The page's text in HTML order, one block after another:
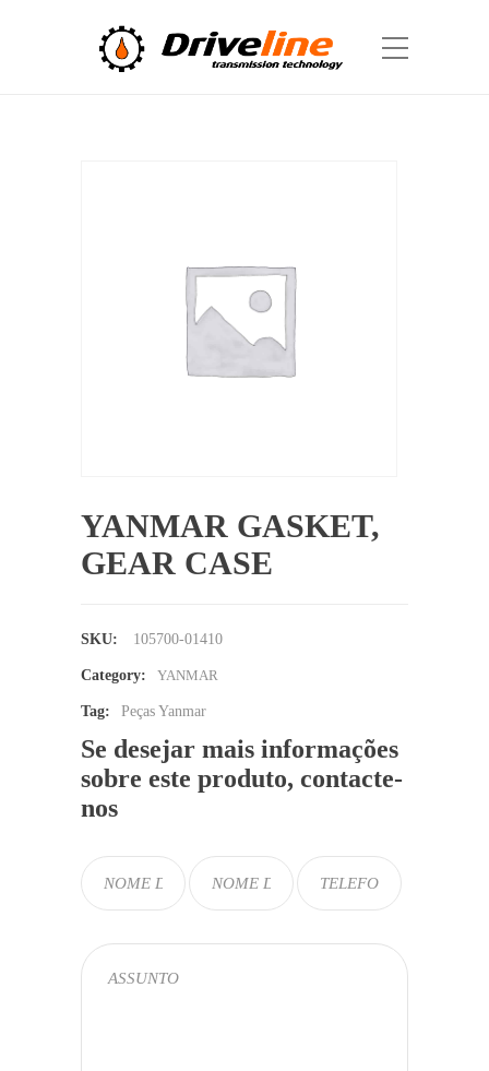
YANMAR GASKET,
GEAR CASE
SKU: 105700-01410
Category: YANMAR
Tag: Peças Yanmar
Se desejar mais informações
sobre este produto, contacte-
nos